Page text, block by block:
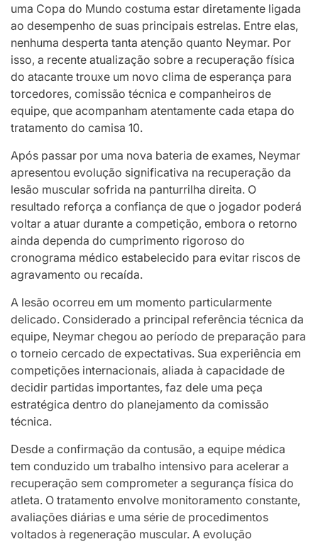
uma Copa do Mundo costuma estar diretamente ligada
ao desempenho de suas principais estrelas. Entre elas,
nenhuma desperta tanta atenção quanto Neymar. Por
isso, a recente atualização sobre a recuperação física
do atacante trouxe um novo clima de esperança para
torcedores, comissão técnica e companheiros de
equipe, que acompanham atentamente cada etapa do
tratamento do camisa 10.
Após passar por uma nova bateria de exames, Neymar
apresentou evolução significativa na recuperação da
lesão muscular sofrida na panturrilha direita. O
resultado reforça a confiança de que o jogador poderá
voltar a atuar durante a competição, embora o retorno
ainda dependa do cumprimento rigoroso do
cronograma médico estabelecido para evitar riscos de
agravamento ou recaída.
A lesão ocorreu em um momento particularmente
delicado. Considerado a principal referência técnica da
equipe, Neymar chegou ao período de preparação para
o torneio cercado de expectativas. Sua experiência em
competições internacionais, aliada à capacidade de
decidir partidas importantes, faz dele uma peça
estratégica dentro do planejamento da comissão
técnica.
Desde a confirmação da contusão, a equipe médica
tem conduzido um trabalho intensivo para acelerar a
recuperação sem comprometer a segurança física do
atleta. O tratamento envolve monitoramento constante,
avaliações diárias e uma série de procedimentos
voltados à regeneração muscular. A evolução